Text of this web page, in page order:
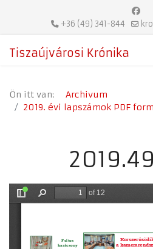
+36 (49) 341-844
Tiszaújvárosi Krónika
Ön itt van:
Archivum
2019. évi lapszámok PDF